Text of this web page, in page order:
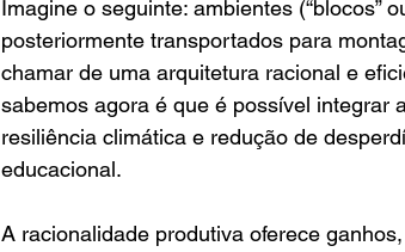
Imagine o seguinte: ambientes (“blocos”
posteriormente transportados para
chamar de uma arquitetura racional e
sabemos agora é que é possível
resiliência climática e redução de
educacional.
A racionalidade produtiva oferece